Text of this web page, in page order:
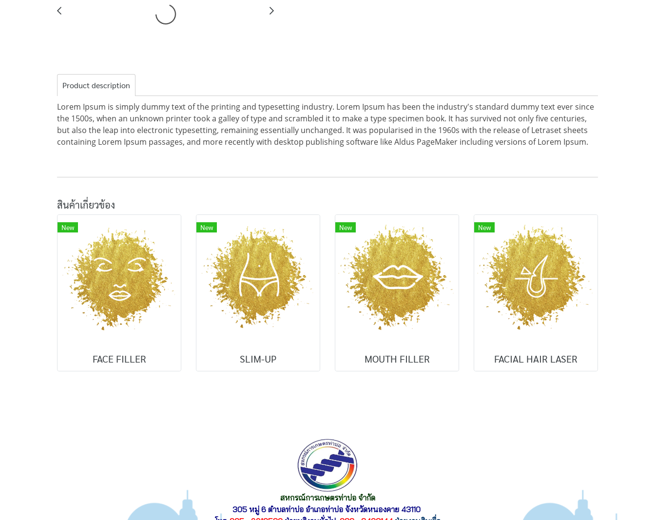
Product description
Lorem Ipsum is simply dummy text of the printing and typesetting industry. Lorem Ipsum has been the industry's standard dummy text ever since
the 1500s, when an unknown printer took a galley of type and scrambled it to make a type specimen book. It has survived not only five centuries,
but also the leap into electronic typesetting, remaining essentially unchanged. It was popularised in the 1960s with the release of Letraset sheets
containing Lorem Ipsum passages, and more recently with desktop publishing software like Aldus PageMaker including versions of Lorem Ipsum.
สินค้าเกี่ยวข้อง
New
FACE FILLER
New
SLIM-UP
New
MOUTH FILLER
New
FACIAL HAIR LASER
สหกรณ์การเกษตรท่าบ่อ จำกัด
305 หมู่ 6 ตำบลท่าบ่อ อำเภอท่าบ่อ จังหวัดหนองคาย 43110